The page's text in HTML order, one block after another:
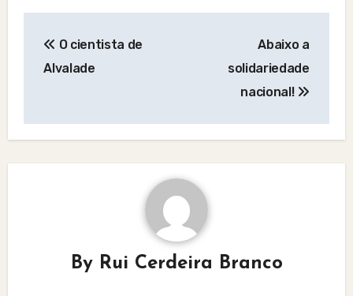
navigation
O cientista de
Alvalade
Abaixo a
solidariedade
nacional!
By Rui Cerdeira Branco